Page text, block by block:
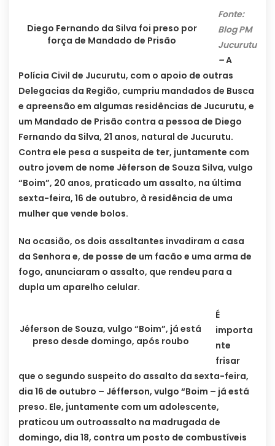
Diego Fernando da Silva foi preso por
força de Mandado de Prisão
Fonte:
Blog PM
Jucurutu
–A
Polícia Civil de Jucurutu, com o apoio de outras
Delegacias da Região, cumpriu mandados de Busca
e apreensão em algumas residências de Jucurutu, e
um Mandado de Prisão contra a pessoa de Diego
Fernando da Silva, 21 anos, natural de Jucurutu.
Contra ele pesa a suspeita de ter, juntamente com
outro jovem de nome Jéferson de Souza Silva, vulgo
“Boim”, 20 anos, praticado um assalto, na última
sexta-feira, 16 de outubro, à residência de uma
mulher que vende bolos.
Na ocasião, os dois assaltantes invadiram a casa
da Senhora e, de posse de um facão e uma arma de
fogo, anunciaram o assalto, que rendeu para a
dupla um aparelho celular.
Jéferson de Souza, vulgo “Boim”, já está
preso desde domingo, após roubo
É
importa
nte
frisar
que o segundo suspeito do assalto da sexta-feira,
dia 16 de outubro – Jéfferson, vulgo “Boim – já está
preso. Ele, juntamente com um adolescente,
praticou um outroassalto na madrugada de
domingo, dia 18, contra um posto de combustíveis